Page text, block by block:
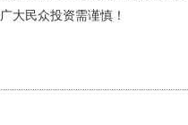
大民众投资需谨慎！